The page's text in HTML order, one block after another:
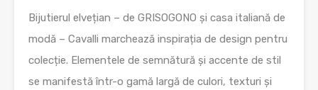
Bijutierul elvețian – de GRISOGONO și casa italiană de
modă – Cavalli marchează inspirația de design pentru
colecție. Elementele de semnătură și accente de stil
se manifestă într-o gamă largă de culori, texturi și